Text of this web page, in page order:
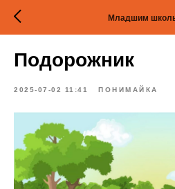
Младшим
Подорожник
2025-07-02 11:41 ПОНИМАЙКА